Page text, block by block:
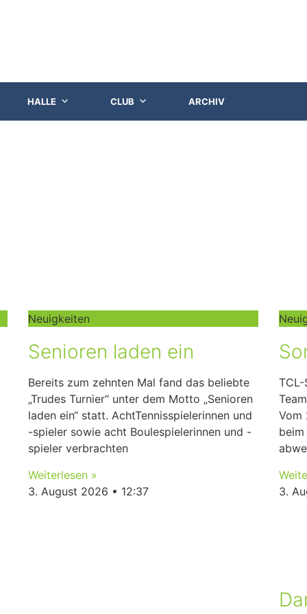
HALLE CLUB ARCHIV
Neuigkeiten
Senioren laden ein
Bereits zum zehnten Mal fand das beliebte
„Trudes Turnier“ unter dem Motto „Senioren
laden ein“ statt. AchtTennisspielerinnen und
-spieler sowie acht Boulespielerinnen und -
spieler verbrachten
Weiterlesen »
3. August 2026
12:37
Vom
3.